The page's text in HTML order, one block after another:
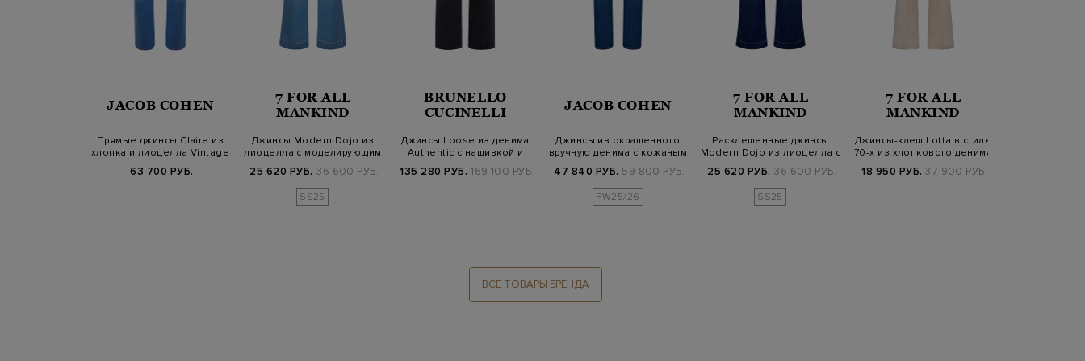
JACOB COHEN
Прямые джинсы Claire из
хлопка и лиоцелла Vintage
63 700 РУБ.
7 FOR ALL
MANKIND
Джинсы Modern Dojo из
лиоцелла с моделирующим
25 620 РУБ. 36 600 РУБ.
SS25
BRUNELLO
CUCINELLI
Джинсы Loose из денима
Authentic с нашивкой и
135 280 РУБ. 169 100 РУБ.
JACOB COHEN
Джинсы из окрашенного
вручную денима с кожаным
47 840 РУБ. 59 800 РУБ.
FW25/26
7 FOR ALL
MANKIND
Расклешенные джинсы
Modern Dojo из лиоцелла с
25 620 РУБ. 36 600 РУБ.
SS25
7 FOR ALL
MANKIND
Джинсы-клеш Lotta в стиле
70-х из хлопкового денима
18 950 РУБ. 37 900 РУБ.
ВСЕ ТОВАРЫ БРЕНДА